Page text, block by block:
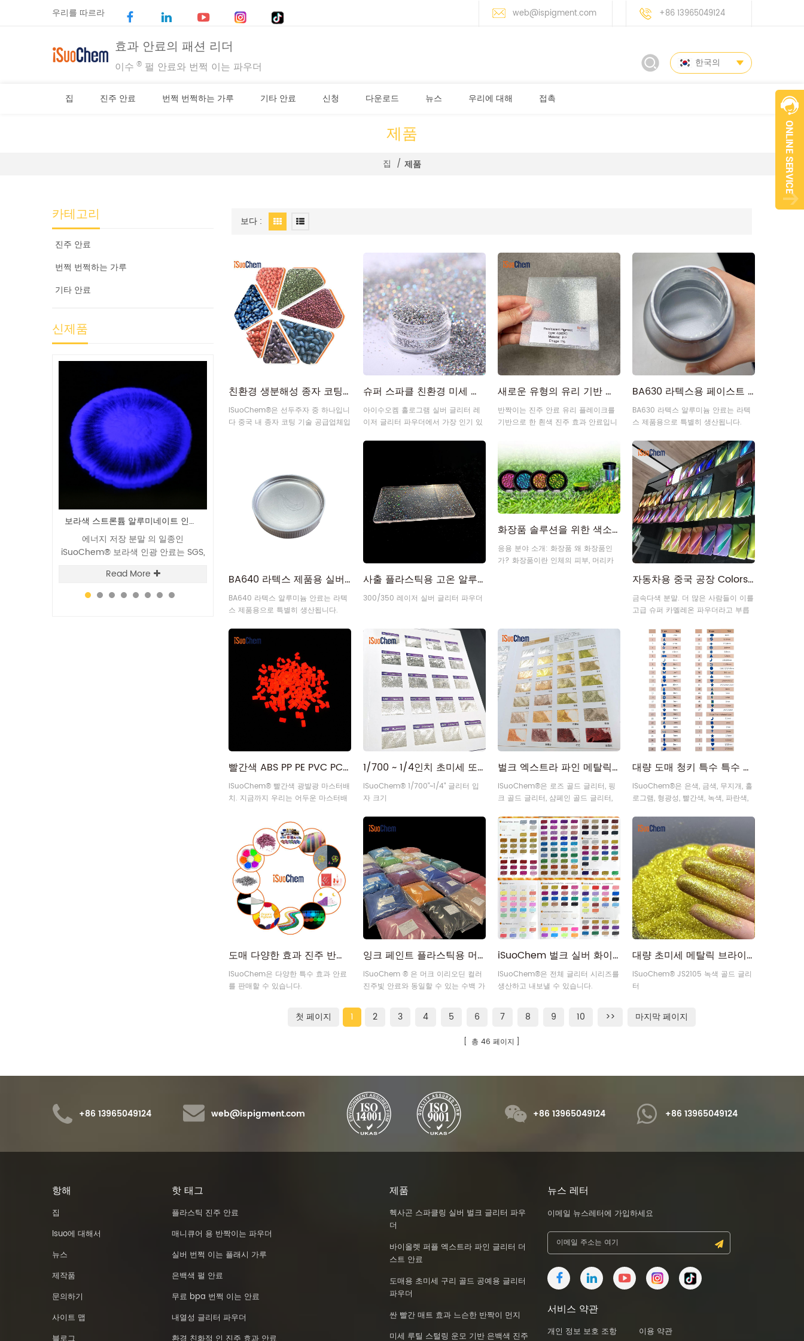
우리를 따르라 web@ispigment.com +86 13965049124
효과 안료의 패션 리더
이수 ® 펄 안료와 번쩍 이는 파우더 한국의
집 진주 안료 번쩍 번쩍하는 가루 기타 안료 신청 다운로드 뉴스 우리에 대해 접촉
제품
집 / 제품
카테고리
진주 안료
번쩍 번쩍하는 가루
기타 안료
신제품
보라색 스트론튬 알루미네이트 인광 글로우 파우더 안료 공급 업체
에너지 저장 분말 의 일종인
iSuoChem® 보라색 인광 안료는 SGS,
받았습니다.
Read More
dt 형광 녹색 착색 발광 안료
에너지 저장 분말, isuochem & reg; 빛
재사용 할 수 있습니다. sgs, iso17514,
din67510 파트 1-4의 인증서를 사용할
수 있습니다.
Read More
iSuoChem® 형광 축광 안료는 다른 가
시광선을 흡수한 후 어둠 속에서 청록색
으로 빛나며 반복적으로 재사용할 수 있
습니다.
Read More
어두운 분말의 도매 청록색 스트론튬 알루민산염 발광
iSuoChem® 글로우 인 더 다크 파우더
는 다른 가시광선을 흡수한 후 어둠 속에
서 청록색 빛을 발하며 반복적으로 재사
REACH 등록, SGS, ISO 인증, 낮은 중금
속 함량, 색상 일관성 95% 이상,
Malvern 입자 크기 시험, X-RITE 색상
및 밝기 시험, QUV 시험을 통해 진주광
택 안료의 우수한 품질을 보장합니다.
Read More
보다 :
친환경 생분해성 종자 코팅 | 작물 보호용 종자 처리 안료 및 색소 페이스트
iSuoChem®은 선두주자 중 하나입니
다 중국 내 종자 코팅 기술 공급업체입
슈퍼 스파클 친환경 미세 입자 홀로그램 실버 글리터
아이수오켐 홀로그램 실버 글리터 레
이저 글리터 파우더에서 가장 인기 있
은 차원의 색상 안정성으로 유명합니
새로운 유형의 유리 기반 다이아몬드 등급 반짝이는 진주빛 진주 안료
반짝이는 진주 안료 유리 플레이크를
기반으로 한 흰색 진주 효과 안료입니
BA630 라텍스용 페이스트 라텍스 알루미늄 안료
BA630 라텍스 알루미늄 안료는 라텍
스 제품용으로 특별히 생산됩니다.
BA640 라텍스 제품용 실버 화이트 알루미늄 페이스트
BA640 라텍스 알루미늄 안료는 라텍
스 제품용으로 특별히 생산됩니다.
사출 플라스틱용 고온 알루미늄 기반 홀로그램 실버 레이저 글리터 파우더
300/350 레이저 실버 글리터 파우더
화장품 솔루션을 위한 색소 선택
응용 분야 소개: 화장품 왜 화장품인
가? 화장품이란 인체의 피부, 머리카
업제품 또는 정밀화학제품을 말한다.
단순한 자귀, 외모를 보존하거나 바꾸
는 치료법입니다. 용도별 분류 1) 피부
관리: 얼굴과 피부에 사용하는 화장품
으로, 각종 크림, 목욕제 등이 있습니
다. 2) 헤어 케어 : 샴푸, 무스, 헤어 스
프레이 등 3) 미용 관리: 손톱 및 헤어
미용 제품을 포함한 얼굴 미용 제품 등
4) 기능성 화장품: 특수한 기능이나
의학적 12
자동차용 중국 공장 Colorshift Multichrome 슈퍼 카멜레온 파우더
금속다색 분말. 더 많은 사람들이 이를
고급 슈퍼 카멜레온 파우더라고 부릅
빨간색 ABS PP PE PVC PC EVA 플라스틱 축광 마스터 배치
iSuoChem® 빨간색 광발광 마스터배
치. 지금까지 우리는 어두운 마스터배
1/700 ~ 1/4인치 초미세 또는 청키 글리터 입자 크기 0.036mm ~ 6mm(벌크)
iSuoChem® 1/700"~1/4" 글리터 입
자 크기
벌크 엑스트라 파인 메탈릭 로즈 핑크 샴페인 골드 글리터
iSuoChem®은 로즈 골드 글리터, 핑
크 골드 글리터, 샴페인 골드 글리터,
터, 로즈 골드 핑크 글리터, 퍼플 및 골
드 글리터, 옐로우 골드 글리터, 아마존
골드를 포함한 전체 골드 글리터 시리
즈를 공급할 수 있습니다. 글리터, 골드
루스 글리터, 로즈 골드 글리터 파우더,
홀로그램 골드 글리터, 골든 옐로우 글
리터12
대량 도매 청키 특수 특수 모양의 반짝이 모양
iSuoChem®은 은색, 금색, 무지개, 홀
로그램, 형광성, 빨간색, 녹색, 파란색,
포함한 특수 모양의 수천 가지 유형의
글리터 모양을 지원할 수 있습니다.
도매 다양한 효과 진주 반짝이 글로우 알루미늄 열 변색 반사 무기 유기 안료 분말
iSuoChem은 다양한 특수 효과 안료
를 판매할 수 있습니다.
잉크 페인트 플라스틱용 머크 이리오딘 대체 진주 광택 색상 진주광택 안료
iSuoChem ® 은 머크 이리오딘 컬러
진주빛 안료와 동일할 수 있는 수백 가
급할 수 있습니다.
iSuoChem 벌크 실버 화이트 골드 핑크 레드 블랙 퍼플 블루 그린 옐로우 오렌지 글리터
iSuoChem®은 전체 글리터 시리즈를
생산하고 내보낼 수 있습니다.
대량 초미세 메탈릭 브라이트 그린 골드 글리터 구매
iSuoChem® JS2105 녹색 골드 글리
터
첫 페이지 1 2 3 4 5 6 7 8 9 10 >> 마지막 페이지
총 46 페이지
+86 13965049124 web@ispigment.com +86 13965049124 +86 13965049124
항해
집
Isuo에 대해서
뉴스
제작품
문의하기
사이트 맵
핫 태그
플라스틱 진주 안료
매니큐어 용 반짝이는 파우더
실버 번쩍 이는 플래시 가루
은백색 펄 안료
무료 bpa 번쩍 이는 안료
내열성 글리터 파우더
제품
헥사곤 스파클링 실버 벌크 글리터 파우
더
바이올렛 퍼플 엑스트라 파인 글리터 더
스트 안료
도매용 초미세 구리 골드 공예용 글리터
파우더
싼 빨간 매트 효과 느슨한 반짝이 먼지
미세 루틸 스털링 운모 기반 은백색 진주
뉴스 레터
이메일 뉴스레터에 가입하세요
서비스 약관
개인 정보 보호 조항 이용 약관